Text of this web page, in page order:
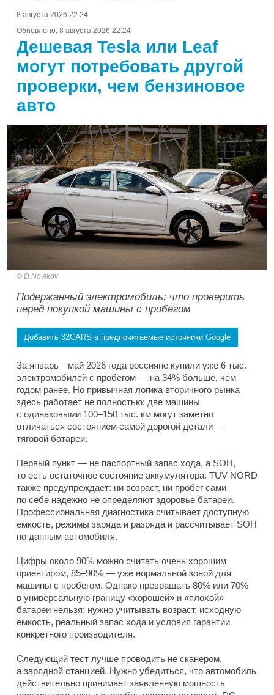
8 августа 2026 22:24
Обновлено: 8 августа 2026 22:24
Дешевая Tesla или Leaf
могут потребовать другой
проверки, чем бензиновое
авто
D.Novikov
Подержанный электромобиль: что проверить
перед покупкой машины с пробегом
Добавить 32CARS в предпочитаемые источники Google
За январь—май 2026 года россияне купили уже 6 тыс.
электромобилей с пробегом — на 34% больше, чем
годом ранее. Но привычная логика вторичного рынка
здесь работает не полностью: две машины
с одинаковыми 100–150 тыс. км могут заметно
отличаться состоянием самой дорогой детали —
тяговой батареи.
Первый пункт — не паспортный запас хода, а SOH,
то есть остаточное состояние аккумулятора. TUV NORD
также предупреждает: ни возраст, ни пробег сами
по себе надежно не определяют здоровье батареи.
Профессиональная диагностика считывает доступную
емкость, режимы заряда и разряда и рассчитывает SOH
по данным автомобиля.
Цифры около 90% можно считать очень хорошим
ориентиром, 85–90% — уже нормальной зоной для
машины с пробегом. Однако превращать 80% или 70%
в универсальную границу «хорошей» и «плохой»
батареи нельзя: нужно учитывать возраст, исходную
емкость, реальный запас хода и условия гарантии
конкретного производителя.
Следующий тест лучше проводить не сканером,
а зарядной станцией. Нужно убедиться, что автомобиль
действительно принимает заявленную мощность